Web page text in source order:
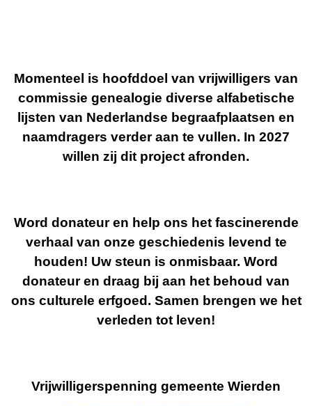
Momenteel is hoofddoel van vrijwilligers van
commissie genealogie diverse alfabetische
lijsten van Nederlandse begraafplaatsen en
naamdragers verder aan te vullen. In 2027
willen zij dit project afronden.
Word donateur en help ons het fascinerende
verhaal van onze geschiedenis levend te
houden! Uw steun is onmisbaar. Word
donateur en draag bij aan het behoud van
ons culturele erfgoed. Samen brengen we het
verleden tot leven!
Vrijwilligerspenning gemeente Wierden